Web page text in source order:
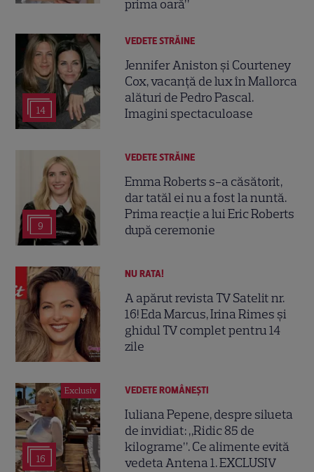
prima oară”
14
VEDETE STRĂINE
Jennifer Aniston și Courteney
Cox, vacanță de lux în Mallorca
alături de Pedro Pascal.
Imagini spectaculoase
9
VEDETE STRĂINE
Emma Roberts s-a căsătorit,
dar tatăl ei nu a fost la nuntă.
Prima reacție a lui Eric Roberts
după ceremonie
NU RATA!
A apărut revista TV Satelit nr.
16! Eda Marcus, Irina Rimes și
ghidul TV complet pentru 14
zile
Exclusiv
16
VEDETE ROMÂNEŞTI
Iuliana Pepene, despre silueta
de invidiat: „Ridic 85 de
kilograme”. Ce alimente evită
vedeta Antena 1. EXCLUSIV